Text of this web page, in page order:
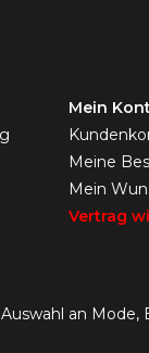
Mein
Meine
Mein
Vertrag
an Mode,